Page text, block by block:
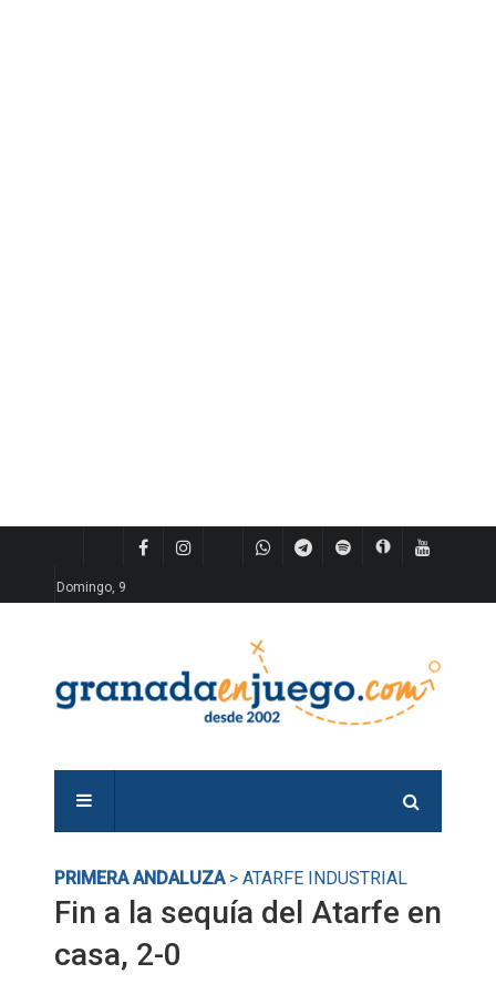
Domingo, 9
PRIMERA ANDALUZA> ATARFE INDUSTRIAL
Fin a la sequía del Atarfe en
casa, 2-0